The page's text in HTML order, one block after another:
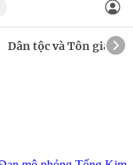
Dân tộc và Tôn giáo